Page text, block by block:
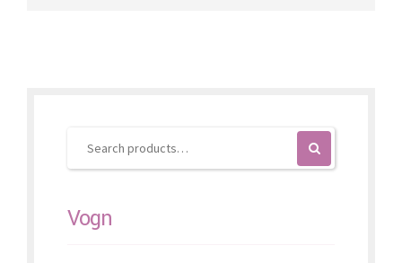
product
Vogn